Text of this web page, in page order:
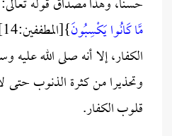
مَّا كَانُوا يَكْسِبُونَ
الكفار، إلا أنه صلى الله عليه
وتحذيرا من كثرة الذنوب حتى
قلوب الكفار.